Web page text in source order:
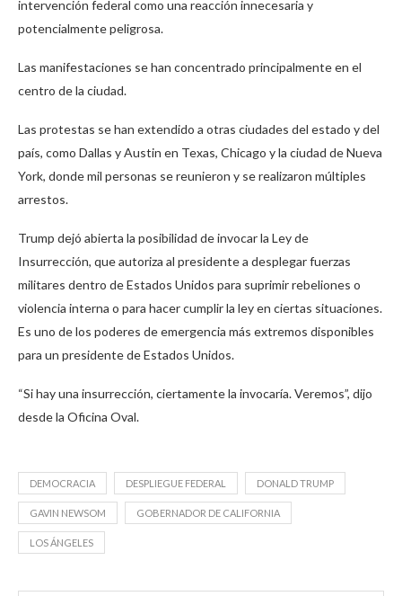
intervención federal como una reacción innecesaria y
potencialmente peligrosa.
Las manifestaciones se han concentrado principalmente en el
centro de la ciudad.
Las protestas se han extendido a otras ciudades del estado y del
país, como Dallas y Austin en Texas, Chicago y la ciudad de Nueva
York, donde mil personas se reunieron y se realizaron múltiples
arrestos.
Trump dejó abierta la posibilidad de invocar la Ley de
Insurrección, que autoriza al presidente a desplegar fuerzas
militares dentro de Estados Unidos para suprimir rebeliones o
violencia interna o para hacer cumplir la ley en ciertas situaciones.
Es uno de los poderes de emergencia más extremos disponibles
para un presidente de Estados Unidos.
“Si hay una insurrección, ciertamente la invocaría. Veremos”, dijo
desde la Oficina Oval.
DEMOCRACIA DESPLIEGUE FEDERAL DONALD TRUMP
GAVIN NEWSOM GOBERNADOR DE CALIFORNIA
LOS ÁNGELES